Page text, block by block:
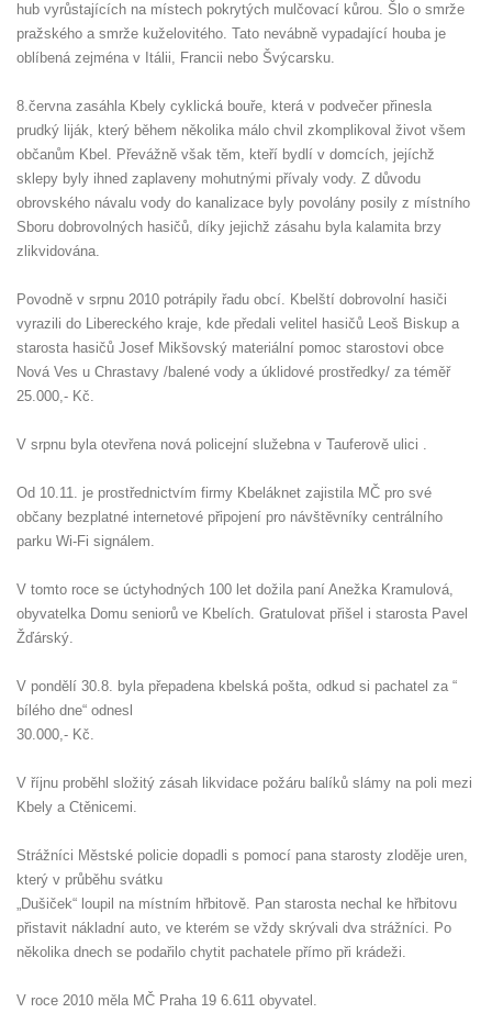
hub vyrůstajících na místech pokrytých mulčovací kůrou. Šlo o smrže
pražského a smrže kuželovitého. Tato nevábně vypadající houba je
oblíbená zejména v Itálii, Francii nebo Švýcarsku.
8.června zasáhla Kbely cyklická bouře, která v podvečer přinesla
prudký liják, který během několika málo chvil zkomplikoval život všem
občanům Kbel. Převážně však těm, kteří bydlí v domcích, jejíchž
sklepy byly ihned zaplaveny mohutnými přívaly vody. Z důvodu
obrovského návalu vody do kanalizace byly povolány posily z místního
Sboru dobrovolných hasičů, díky jejichž zásahu byla kalamita brzy
zlikvidována.
Povodně v srpnu 2010 potrápily řadu obcí. Kbelští dobrovolní hasiči
vyrazili do Libereckého kraje, kde předali velitel hasičů Leoš Biskup a
starosta hasičů Josef Mikšovský materiální pomoc starostovi obce
Nová Ves u Chrastavy /balené vody a úklidové prostředky/ za téměř
25.000,- Kč.
V srpnu byla otevřena nová policejní služebna v Tauferově ulici .
Od 10.11. je prostřednictvím firmy Kbeláknet zajistila MČ pro své
občany bezplatné internetové připojení pro návštěvníky centrálního
parku Wi-Fi signálem.
V tomto roce se úctyhodných 100 let dožila paní Anežka Kramulová,
obyvatelka Domu seniorů ve Kbelích. Gratulovat přišel i starosta Pavel
Žďárský.
V pondělí 30.8. byla přepadena kbelská pošta, odkud si pachatel za “
bílého dne“ odnesl
30.000,- Kč.
V říjnu proběhl složitý zásah likvidace požáru balíků slámy na poli mezi
Kbely a Ctěnicemi.
Strážníci Městské policie dopadli s pomocí pana starosty zloděje uren,
který v průběhu svátku
„Dušiček“ loupil na místním hřbitově. Pan starosta nechal ke hřbitovu
přistavit nákladní auto, ve kterém se vždy skrývali dva strážníci. Po
několika dnech se podařilo chytit pachatele přímo při krádeži.
V roce 2010 měla MČ Praha 19 6.611 obyvatel.